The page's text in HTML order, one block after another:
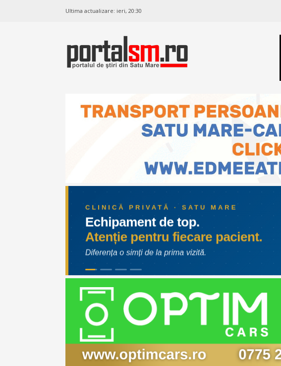
Ultima actualizare: ieri, 20:30